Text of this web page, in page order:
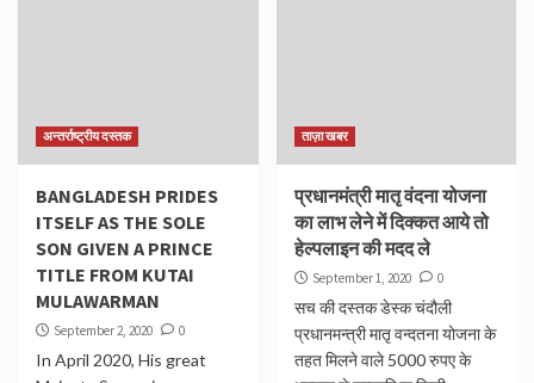
अन्तर्राष्ट्रीय दस्तक
BANGLADESH PRIDES
ITSELF AS THE SOLE
SON GIVEN A PRINCE
TITLE FROM KUTAI
MULAWARMAN
September 2, 2020 0
In April 2020, His great
ताज़ा खबर
प्रधानमंत्री मातृ वंदना योजना
का लाभ लेने में दिक्कत आये तो
हेल्पलाइन की मदद ले
September 1, 2020 0
सच की दस्तक डेस्क चंदौली
प्रधानमन्त्री मातृ वन्दतना योजना के
तहत मिलने वाले 5000 रुपए के